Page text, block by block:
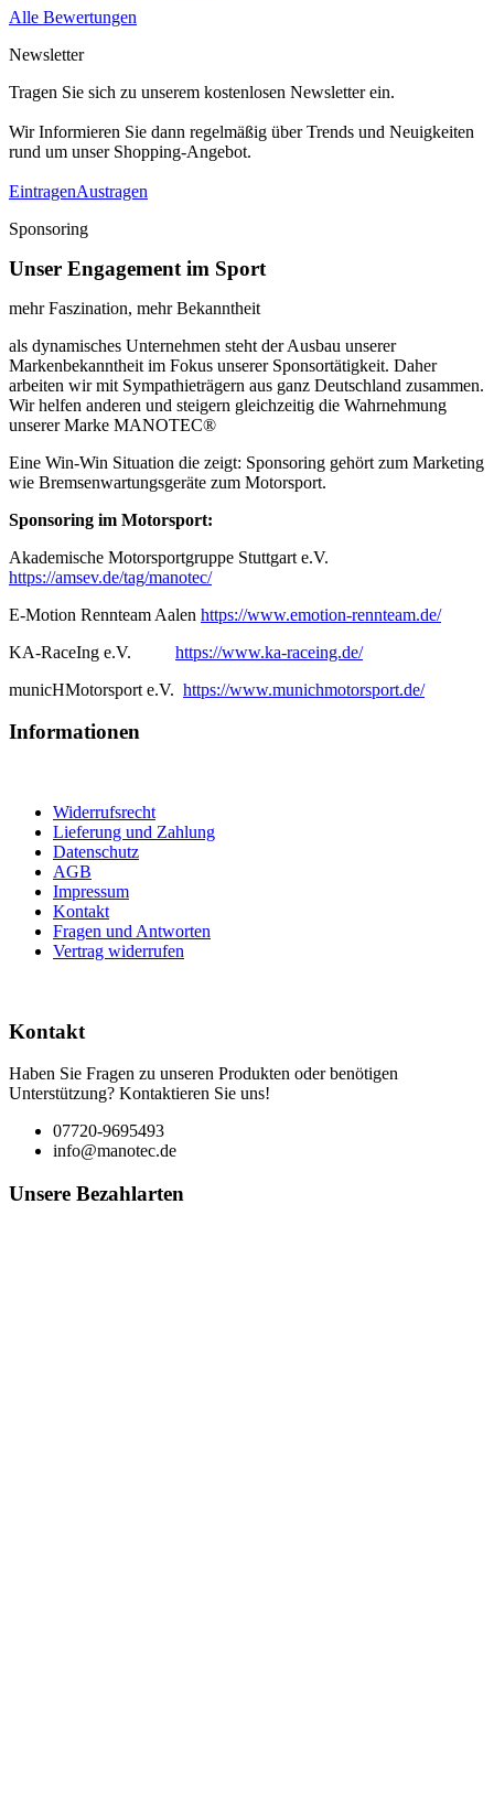
Alle Bewertungen
Newsletter
Tragen Sie sich zu unserem kostenlosen Newsletter ein.
Wir Informieren Sie dann regelmäßig über Trends und Neuigkeiten
rund um unser Shopping-Angebot.
EintragenAustragen
Sponsoring
Unser Engagement im Sport
mehr Faszination, mehr Bekanntheit
als dynamisches Unternehmen steht der Ausbau unserer
Markenbekanntheit im Fokus unserer Sponsortätigkeit. Daher
arbeiten wir mit Sympathieträgern aus ganz Deutschland zusammen.
Wir helfen anderen und steigern gleichzeitig die Wahrnehmung
unserer Marke MANOTEC®
Eine Win-Win Situation die zeigt: Sponsoring gehört zum Marketing
wie Bremsenwartungsgeräte zum Motorsport.
Sponsoring im Motorsport:
Akademische Motorsportgruppe Stuttgart e.V.
https://amsev.de/tag/manotec/
E-Motion Rennteam Aalen https://www.emotion-rennteam.de/
KA-RaceIng e.V. https://www.ka-raceing.de/
municHMotorsport e.V. https://www.munichmotorsport.de/
Informationen
Widerrufsrecht
Lieferung und Zahlung
Datenschutz
AGB
Impressum
Kontakt
Fragen und Antworten
Vertrag widerrufen
Kontakt
Haben Sie Fragen zu unseren Produkten oder benötigen
Unterstützung? Kontaktieren Sie uns!
07720-9695493
info@manotec.de
Unsere Bezahlarten